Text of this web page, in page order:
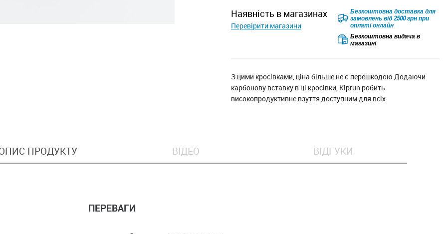
наявність в магазинах
Перевірити магазини
Безкоштовна доставка для
замовлень від 2500 грн при
оплаті онлайн
Безкоштовна видача в
магазині
З цими кросівками, ціна більше не є перешкодою.Додаючи
карбонову вставку в ці кросівки, Kiprun робить
високопродуктивне взуття доступним для всіх.
ПРОДУКТУ ВІДЕО ВІДГУКИ
ПЕРЕВАГИ